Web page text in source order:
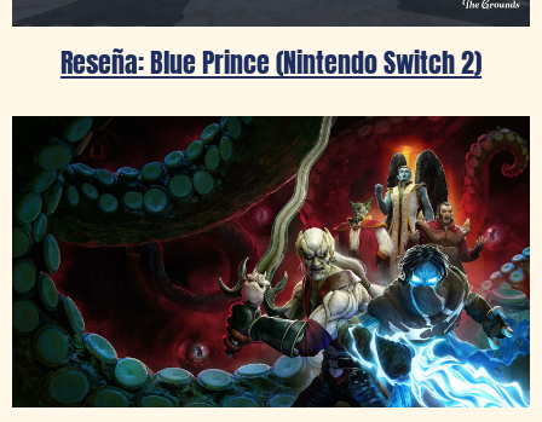
Reseña: Blue Prince (Nintendo Switch 2)